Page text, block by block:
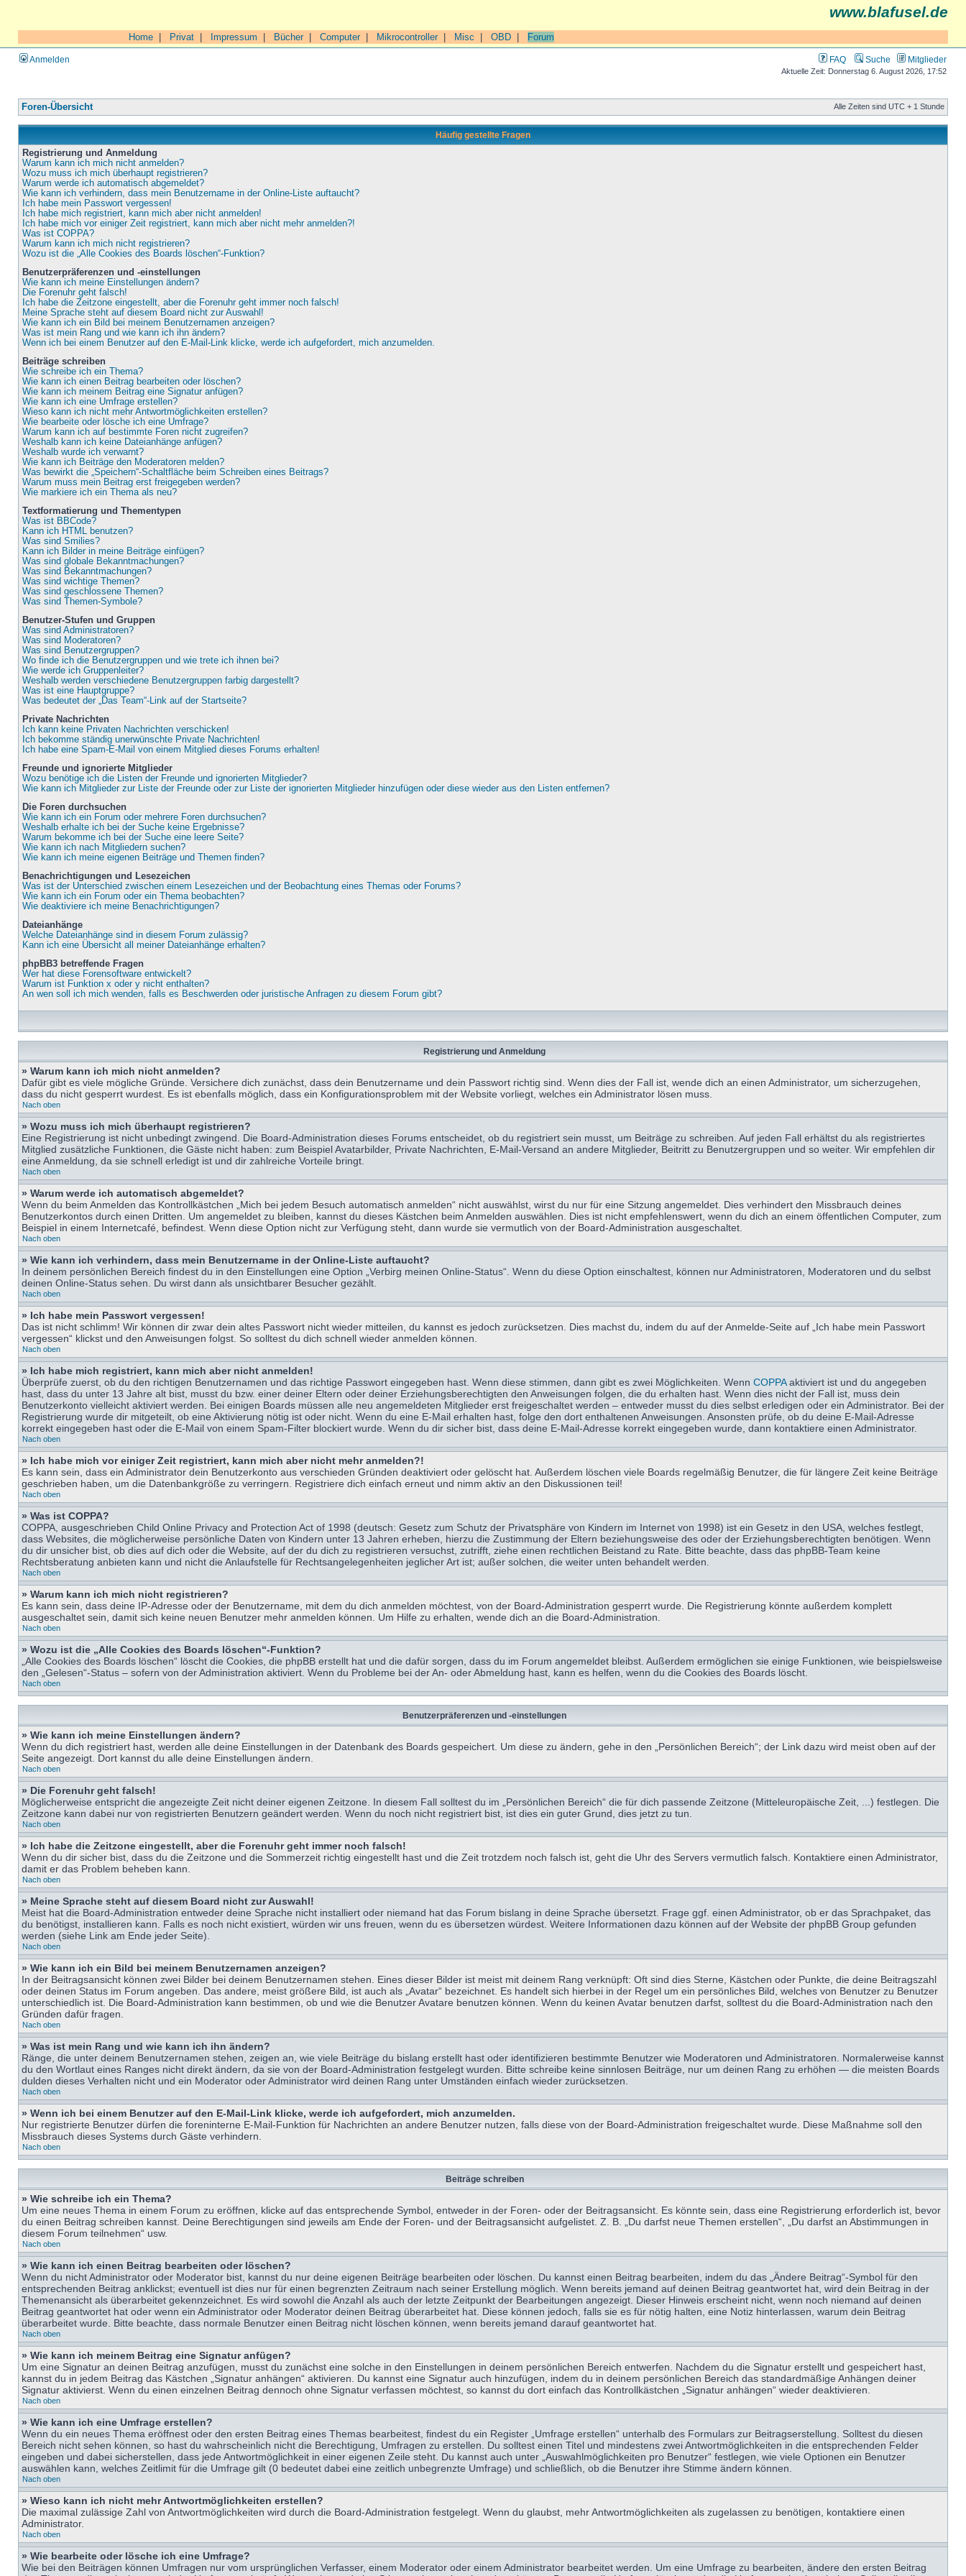
www.blafusel.de
Home Privat Impressum Bücher| Computer| Mikrocontroller| Misc OBD Forum
Anmelden FAQ Suche Mitglieder
Aktuelle Zeit: Donnerstag 6. August 2026, 17:52
Foren-Übersicht Alle Zeiten sind UTC + 1 Stunde
Häufig gestellte Fragen
Registrierung und Anmeldung
Warum kann ich mich nicht anmelden?
Wozu muss ich mich überhaupt registrieren?
Warum werde ich automatisch abgemeldet?
Wie kann ich verhindern, dass mein Benutzername in der Online-Liste auftaucht?
Ich habe mein Passwort vergessen!
Ich habe mich registriert, kann mich aber nicht anmelden!
Ich habe mich vor einiger Zeit registriert, kann mich aber nicht mehr anmelden?!
Was ist COPPA?
Warum kann ich mich nicht registrieren?
Wozu ist die „Alle Cookies des Boards löschen“-Funktion?
Benutzerpräferenzen und -einstellungen
Wie kann ich meine Einstellungen ändern?
Die Forenuhr geht falsch!
Ich habe die Zeitzone eingestellt, aber die Forenuhr geht immer noch falsch!
Meine Sprache steht auf diesem Board nicht zur Auswahl!
Wie kann ich ein Bild bei meinem Benutzernamen anzeigen?
Was ist mein Rang und wie kann ich ihn ändern?
Wenn ich bei einem Benutzer auf den E-Mail-Link klicke, werde ich aufgefordert, mich anzumelden.
Beiträge schreiben
Wie schreibe ich ein Thema?
Wie kann ich einen Beitrag bearbeiten oder löschen?
Wie kann ich meinem Beitrag eine Signatur anfügen?
Wie kann ich eine Umfrage erstellen?
Wieso kann ich nicht mehr Antwortmöglichkeiten erstellen?
Wie bearbeite oder lösche ich eine Umfrage?
Warum kann ich auf bestimmte Foren nicht zugreifen?
Weshalb kann ich keine Dateianhänge anfügen?
Weshalb wurde ich verwarnt?
Wie kann ich Beiträge den Moderatoren melden?
Was bewirkt die „Speichern“-Schaltfläche beim Schreiben eines Beitrags?
Warum muss mein Beitrag erst freigegeben werden?
Wie markiere ich ein Thema als neu?
Textformatierung und Thementypen
Was ist BBCode?
Kann ich HTML benutzen?
Was sind Smilies?
Kann ich Bilder in meine Beiträge einfügen?
Was sind globale Bekanntmachungen?
Was sind Bekanntmachungen?
Was sind wichtige Themen?
Was sind geschlossene Themen?
Was sind Themen-Symbole?
Benutzer-Stufen und Gruppen
Was sind Administratoren?
Was sind Moderatoren?
Was sind Benutzergruppen?
Wo finde ich die Benutzergruppen und wie trete ich ihnen bei?
Wie werde ich Gruppenleiter?
Weshalb werden verschiedene Benutzergruppen farbig dargestellt?
Was ist eine Hauptgruppe?
Was bedeutet der „Das Team“-Link auf der Startseite?
Private Nachrichten
Ich kann keine Privaten Nachrichten verschicken!
Ich bekomme ständig unerwünschte Private Nachrichten!
Ich habe eine Spam-E-Mail von einem Mitglied dieses Forums erhalten!
Freunde und ignorierte Mitglieder
Wozu benötige ich die Listen der Freunde und ignorierten Mitglieder?
Wie kann ich Mitglieder zur Liste der Freunde oder zur Liste der ignorierten Mitglieder hinzufügen oder diese wieder aus den Listen entfernen?
Die Foren durchsuchen
Wie kann ich ein Forum oder mehrere Foren durchsuchen?
Weshalb erhalte ich bei der Suche keine Ergebnisse?
Warum bekomme ich bei der Suche eine leere Seite?
Wie kann ich nach Mitgliedern suchen?
Wie kann ich meine eigenen Beiträge und Themen finden?
Benachrichtigungen und Lesezeichen
Was ist der Unterschied zwischen einem Lesezeichen und der Beobachtung eines Themas oder Forums?
Wie kann ich ein Forum oder ein Thema beobachten?
Wie deaktiviere ich meine Benachrichtigungen?
Dateianhänge
Welche Dateianhänge sind in diesem Forum zulässig?
Kann ich eine Übersicht all meiner Dateianhänge erhalten?
phpBB3 betreffende Fragen
Wer hat diese Forensoftware entwickelt?
Warum ist Funktion x oder y nicht enthalten?
An wen soll ich mich wenden, falls es Beschwerden oder juristische Anfragen zu diesem Forum gibt?
Registrierung und Anmeldung
» Warum kann ich mich nicht anmelden?
Dafür gibt es viele mögliche Gründe. Versichere dich zunächst, dass dein Benutzername und dein Passwort richtig sind. Wenn dies der Fall ist, wende dich an einen Administrator, um sicherzugehen,
dass du nicht gesperrt wurdest. Es ist ebenfalls möglich, dass ein Konfigurationsproblem mit der Website vorliegt, welches ein Administrator lösen muss.
Nach oben
» Wozu muss ich mich überhaupt registrieren?
Eine Registrierung ist nicht unbedingt zwingend. Die Board-Administration dieses Forums entscheidet, ob du registriert sein musst, um Beiträge zu schreiben. Auf jeden Fall erhältst du als registriertes
Mitglied zusätzliche Funktionen, die Gäste nicht haben: zum Beispiel Avatarbilder, Private Nachrichten, E-Mail-Versand an andere Mitglieder, Beitritt zu Benutzergruppen und so weiter. Wir empfehlen dir
eine Anmeldung, da sie schnell erledigt ist und dir zahlreiche Vorteile bringt.
Nach oben
» Warum werde ich automatisch abgemeldet?
Wenn du beim Anmelden das Kontrollkästchen „Mich bei jedem Besuch automatisch anmelden“ nicht auswählst, wirst du nur für eine Sitzung angemeldet. Dies verhindert den Missbrauch deines
Benutzerkontos durch einen Dritten. Um angemeldet zu bleiben, kannst du dieses Kästchen beim Anmelden auswählen. Dies ist nicht empfehlenswert, wenn du dich an einem öffentlichen Computer, zum
Beispiel in einem Internetcafé, befindest. Wenn diese Option nicht zur Verfügung steht, dann wurde sie vermutlich von der Board-Administration ausgeschaltet.
Nach oben
» Wie kann ich verhindern, dass mein Benutzername in der Online-Liste auftaucht?
In deinem persönlichen Bereich findest du in den Einstellungen eine Option „Verbirg meinen Online-Status“. Wenn du diese Option einschaltest, können nur Administratoren, Moderatoren und du selbst
deinen Online-Status sehen. Du wirst dann als unsichtbarer Besucher gezählt.
Nach oben
» Ich habe mein Passwort vergessen!
Das ist nicht schlimm! Wir können dir zwar dein altes Passwort nicht wieder mitteilen, du kannst es jedoch zurücksetzen. Dies machst du, indem du auf der Anmelde-Seite auf „Ich habe mein Passwort
vergessen“ klickst und den Anweisungen folgst. So solltest du dich schnell wieder anmelden können.
Nach oben
» Ich habe mich registriert, kann mich aber nicht anmelden!
Überprüfe zuerst, ob du den richtigen Benutzernamen und das richtige Passwort eingegeben hast. Wenn diese stimmen, dann gibt es zwei Möglichkeiten. Wenn COPPAaktiviert ist und du angegeben
hast, dass du unter 13 Jahre alt bist, musst du bzw. einer deiner Eltern oder deiner Erziehungsberechtigten den Anweisungen folgen, die du erhalten hast. Wenn dies nicht der Fall ist, muss dein
Benutzerkonto vielleicht aktiviert werden. Bei einigen Boards müssen alle neu angemeldeten Mitglieder erst freigeschaltet werden – entweder musst du dies selbst erledigen oder ein Administrator. Bei der
Registrierung wurde dir mitgeteilt, ob eine Aktivierung nötig ist oder nicht. Wenn du eine E-Mail erhalten hast, folge den dort enthaltenen Anweisungen. Ansonsten prüfe, ob du deine E-Mail-Adresse
korrekt eingegeben hast oder die E-Mail von einem Spam-Filter blockiert wurde. Wenn du dir sicher bist, dass deine E-Mail-Adresse korrekt eingegeben wurde, dann kontaktiere einen Administrator.
Nach oben
» Ich habe mich vor einiger Zeit registriert, kann mich aber nicht mehr anmelden?!
Es kann sein, dass ein Administrator dein Benutzerkonto aus verschieden Gründen deaktiviert oder gelöscht hat. Außerdem löschen viele Boards regelmäßig Benutzer, die für längere Zeit keine Beiträge
geschrieben haben, um die Datenbankgröße zu verringern. Registriere dich einfach erneut und nimm aktiv an den Diskussionen teil!
Nach oben
» Was ist COPPA?
COPPA, ausgeschrieben Child Online Privacy and Protection Act of 1998 (deutsch: Gesetz zum Schutz der Privatsphäre von Kindern im Internet von 1998) ist ein Gesetz in den USA, welches festlegt,
dass Websites, die möglicherweise persönliche Daten von Kindern unter 13 Jahren erheben, hierzu die Zustimmung der Eltern beziehungsweise des oder der Erziehungsberechtigten benötigen. Wenn
du dir unsicher bist, ob dies auf dich oder die Website, auf der du dich zu registrieren versuchst, zutrifft, ziehe einen rechtlichen Beistand zu Rate. Bitte beachte, dass das phpBB-Team keine
Rechtsberatung anbieten kann und nicht die Anlaufstelle für Rechtsangelegenheiten jeglicher Art ist; außer solchen, die weiter unten behandelt werden.
Nach oben
» Warum kann ich mich nicht registrieren?
Es kann sein, dass deine IP-Adresse oder der Benutzername, mit dem du dich anmelden möchtest, von der Board-Administration gesperrt wurde. Die Registrierung könnte außerdem komplett
ausgeschaltet sein, damit sich keine neuen Benutzer mehr anmelden können. Um Hilfe zu erhalten, wende dich an die Board-Administration.
Nach oben
» Wozu ist die „Alle Cookies des Boards löschen“-Funktion?
„Alle Cookies des Boards löschen“ löscht die Cookies, die phpBB erstellt hat und die dafür sorgen, dass du im Forum angemeldet bleibst. Außerdem ermöglichen sie einige Funktionen, wie beispielsweise
den „Gelesen“-Status – sofern von der Administration aktiviert. Wenn du Probleme bei der An- oder Abmeldung hast, kann es helfen, wenn du die Cookies des Boards löscht.
Nach oben
Benutzerpräferenzen und -einstellungen
» Wie kann ich meine Einstellungen ändern?
Wenn du dich registriert hast, werden alle deine Einstellungen in der Datenbank des Boards gespeichert. Um diese zu ändern, gehe in den „Persönlichen Bereich“; der Link dazu wird meist oben auf der
Seite angezeigt. Dort kannst du alle deine Einstellungen ändern.
Nach oben
» Die Forenuhr geht falsch!
Möglicherweise entspricht die angezeigte Zeit nicht deiner eigenen Zeitzone. In diesem Fall solltest du im „Persönlichen Bereich“ die für dich passende Zeitzone (Mitteleuropäische Zeit, ...) festlegen. Die
Zeitzone kann dabei nur von registrierten Benutzern geändert werden. Wenn du noch nicht registriert bist, ist dies ein guter Grund, dies jetzt zu tun.
Nach oben
» Ich habe die Zeitzone eingestellt, aber die Forenuhr geht immer noch falsch!
Wenn du dir sicher bist, dass du die Zeitzone und die Sommerzeit richtig eingestellt hast und die Zeit trotzdem noch falsch ist, geht die Uhr des Servers vermutlich falsch. Kontaktiere einen Administrator,
damit er das Problem beheben kann.
Nach oben
» Meine Sprache steht auf diesem Board nicht zur Auswahl!
Meist hat die Board-Administration entweder deine Sprache nicht installiert oder niemand hat das Forum bislang in deine Sprache übersetzt. Frage ggf. einen Administrator, ob er das Sprachpaket, das
du benötigst, installieren kann. Falls es noch nicht existiert, würden wir uns freuen, wenn du es übersetzen würdest. Weitere Informationen dazu können auf der Website der phpBB Group gefunden
werden (siehe Link am Ende jeder Seite).
Nach oben
» Wie kann ich ein Bild bei meinem Benutzernamen anzeigen?
In der Beitragsansicht können zwei Bilder bei deinem Benutzernamen stehen. Eines dieser Bilder ist meist mit deinem Rang verknüpft: Oft sind dies Sterne, Kästchen oder Punkte, die deine Beitragszahl
oder deinen Status im Forum angeben. Das andere, meist größere Bild, ist auch als „Avatar“ bezeichnet. Es handelt sich hierbei in der Regel um ein persönliches Bild, welches von Benutzer zu Benutzer
unterschiedlich ist. Die Board-Administration kann bestimmen, ob und wie die Benutzer Avatare benutzen können. Wenn du keinen Avatar benutzen darfst, solltest du die Board-Administration nach den
Gründen dafür fragen.
Nach oben
» Was ist mein Rang und wie kann ich ihn ändern?
Ränge, die unter deinem Benutzernamen stehen, zeigen an, wie viele Beiträge du bislang erstellt hast oder identifizieren bestimmte Benutzer wie Moderatoren und Administratoren. Normalerweise kannst
du den Wortlaut eines Ranges nicht direkt ändern, da sie von der Board-Administration festgelegt wurden. Bitte schreibe keine sinnlosen Beiträge, nur um deinen Rang zu erhöhen — die meisten Boards
dulden dieses Verhalten nicht und ein Moderator oder Administrator wird deinen Rang unter Umständen einfach wieder zurücksetzen.
Nach oben
» Wenn ich bei einem Benutzer auf den E-Mail-Link klicke, werde ich aufgefordert, mich anzumelden.
Nur registrierte Benutzer dürfen die foreninterne E-Mail-Funktion für Nachrichten an andere Benutzer nutzen, falls diese von der Board-Administration freigeschaltet wurde. Diese Maßnahme soll den
Missbrauch dieses Systems durch Gäste verhindern.
Nach oben
Beiträge schreiben
» Wie schreibe ich ein Thema?
Um eine neues Thema in einem Forum zu eröffnen, klicke auf das entsprechende Symbol, entweder in der Foren- oder der Beitragsansicht. Es könnte sein, dass eine Registrierung erforderlich ist, bevor
du einen Beitrag schreiben kannst. Deine Berechtigungen sind jeweils am Ende der Foren- und der Beitragsansicht aufgelistet. Z. B. „Du darfst neue Themen erstellen“, „Du darfst an Abstimmungen in
diesem Forum teilnehmen“ usw.
Nach oben
» Wie kann ich einen Beitrag bearbeiten oder löschen?
Wenn du nicht Administrator oder Moderator bist, kannst du nur deine eigenen Beiträge bearbeiten oder löschen. Du kannst einen Beitrag bearbeiten, indem du das „Ändere Beitrag“-Symbol für den
entsprechenden Beitrag anklickst; eventuell ist dies nur für einen begrenzten Zeitraum nach seiner Erstellung möglich. Wenn bereits jemand auf deinen Beitrag geantwortet hat, wird dein Beitrag in der
Themenansicht als überarbeitet gekennzeichnet. Es wird sowohl die Anzahl als auch der letzte Zeitpunkt der Bearbeitungen angezeigt. Dieser Hinweis erscheint nicht, wenn noch niemand auf deinen
Beitrag geantwortet hat oder wenn ein Administrator oder Moderator deinen Beitrag überarbeitet hat. Diese können jedoch, falls sie es für nötig halten, eine Notiz hinterlassen, warum dein Beitrag
überarbeitet wurde. Bitte beachte, dass normale Benutzer einen Beitrag nicht löschen können, wenn bereits jemand darauf geantwortet hat.
Nach oben
» Wie kann ich meinem Beitrag eine Signatur anfügen?
Um eine Signatur an deinen Beitrag anzufügen, musst du zunächst eine solche in den Einstellungen in deinem persönlichen Bereich entwerfen. Nachdem du die Signatur erstellt und gespeichert hast,
kannst du in jedem Beitrag das Kästchen „Signatur anhängen“ aktivieren. Du kannst eine Signatur auch hinzufügen, indem du in deinem persönlichen Bereich das standardmäßige Anhängen deiner
Signatur aktivierst. Wenn du einen einzelnen Beitrag dennoch ohne Signatur verfassen möchtest, so kannst du dort einfach das Kontrollkästchen „Signatur anhängen“ wieder deaktivieren.
Nach oben
» Wie kann ich eine Umfrage erstellen?
Wenn du ein neues Thema eröffnest oder den ersten Beitrag eines Themas bearbeitest, findest du ein Register „Umfrage erstellen“ unterhalb des Formulars zur Beitragserstellung. Solltest du diesen
Bereich nicht sehen können, so hast du wahrscheinlich nicht die Berechtigung, Umfragen zu erstellen. Du solltest einen Titel und mindestens zwei Antwortmöglichkeiten in die entsprechenden Felder
eingeben und dabei sicherstellen, dass jede Antwortmöglichkeit in einer eigenen Zeile steht. Du kannst auch unter „Auswahlmöglichkeiten pro Benutzer“ festlegen, wie viele Optionen ein Benutzer
auswählen kann, welches Zeitlimit für die Umfrage gilt (0 bedeutet dabei eine zeitlich unbegrenzte Umfrage) und schließlich, ob die Benutzer ihre Stimme ändern können.
Nach oben
» Wieso kann ich nicht mehr Antwortmöglichkeiten erstellen?
Die maximal zulässige Zahl von Antwortmöglichkeiten wird durch die Board-Administration festgelegt. Wenn du glaubst, mehr Antwortmöglichkeiten als zugelassen zu benötigen, kontaktiere einen
Administrator.
Nach oben
» Wie bearbeite oder lösche ich eine Umfrage?
Wie bei den Beiträgen können Umfragen nur vom ursprünglichen Verfasser, einem Moderator oder einem Administrator bearbeitet werden. Um eine Umfrage zu bearbeiten, ändere den ersten Beitrag